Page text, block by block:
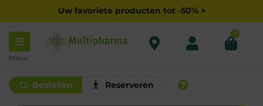
Uw favoriete producten tot -50% >
Menu
0
Bestellen Reserveren